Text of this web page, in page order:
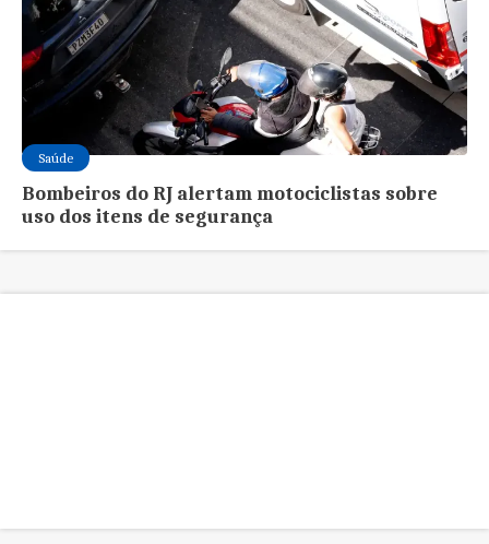
Saúde
Bombeiros do RJ alertam motociclistas sobre
uso dos itens de segurança